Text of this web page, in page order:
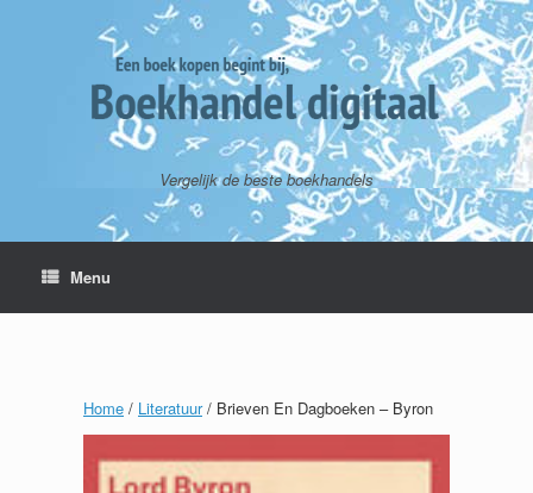
Vergelijk de beste boekhandels
Menu
Home / Literatuur/ Brieven En Dagboeken – Byron